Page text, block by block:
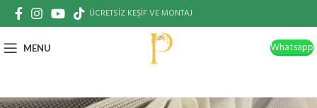
ÜCRETSİZ KEŞİF VE MONTAJ
MENU Whatsapp